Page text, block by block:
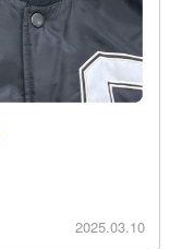
2025.03.10